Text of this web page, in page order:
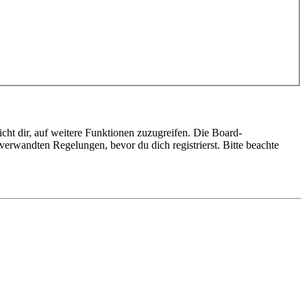
dir, auf weitere Funktionen zuzugreifen. Die Board-
Regelungen, bevor du dich registrierst. Bitte beachte